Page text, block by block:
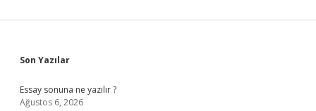
Sidebar
Son Yazılar
Essay sonuna ne yazılır ?
Ağustos 6, 2026